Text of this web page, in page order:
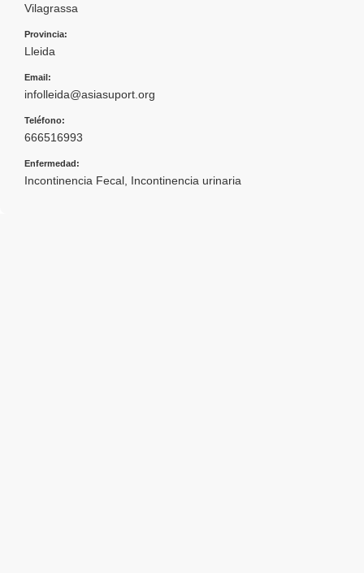
Vilagrassa
Provincia:
Lleida
Email:
infolleida@asiasuport.org
Teléfono:
666516993
Enfermedad:
Incontinencia Fecal Incontinencia urinaria